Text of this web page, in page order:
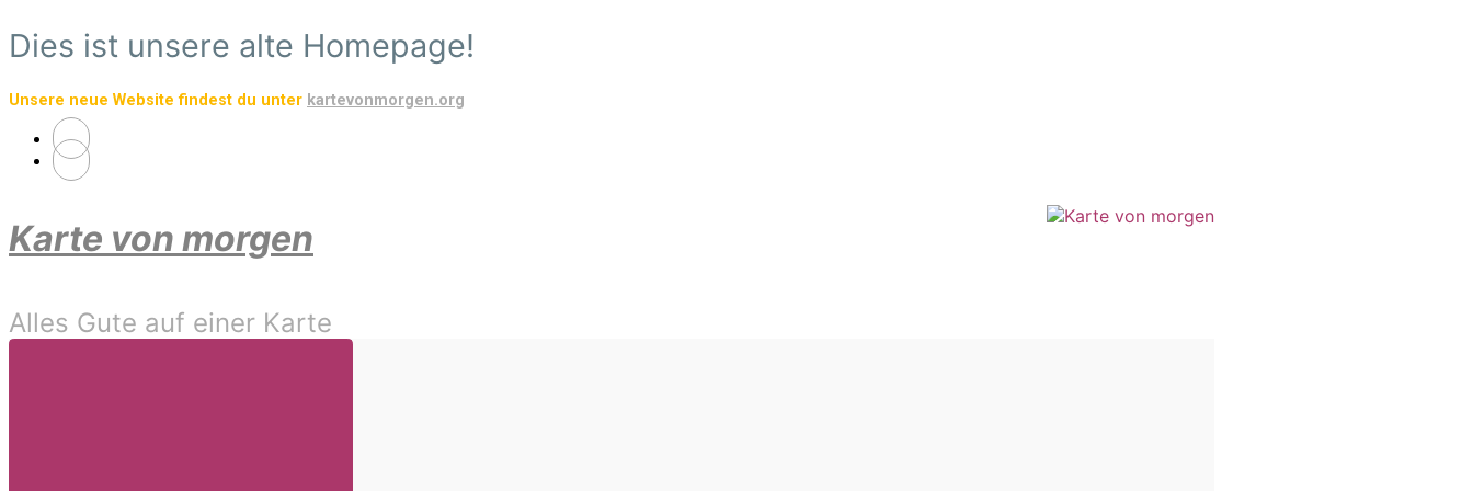
Zum
Hauptinhalt
Dies ist unsere alte Homepage!
Unsere neue Website findest du unter kartevonmorgen.org
Karte von morgen
Alles Gute auf einer Karte